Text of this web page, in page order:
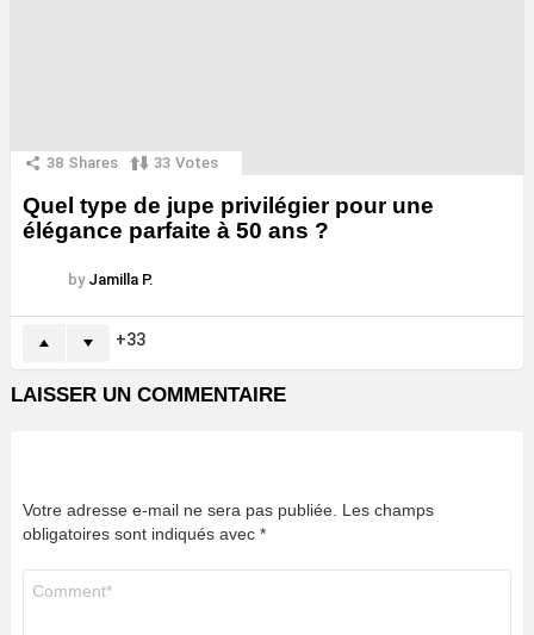
38 Shares 33 Votes
Quel type de jupe privilégier pour une
élégance parfaite à 50 ans ?
by Jamilla P.
33
LAISSER UN COMMENTAIRE
Votre adresse e-mail ne sera pas publiée. Les champs
obligatoires sont indiqués avec *